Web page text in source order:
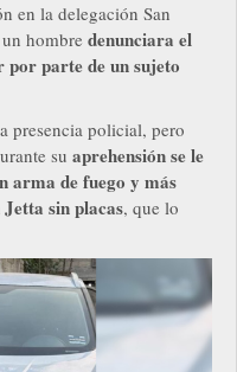
en la delegación San
hombre denunciara el
parte de un sujeto
presencia policial, pero
su aprehensión se le
arma de fuego y más
sin placas, que lo